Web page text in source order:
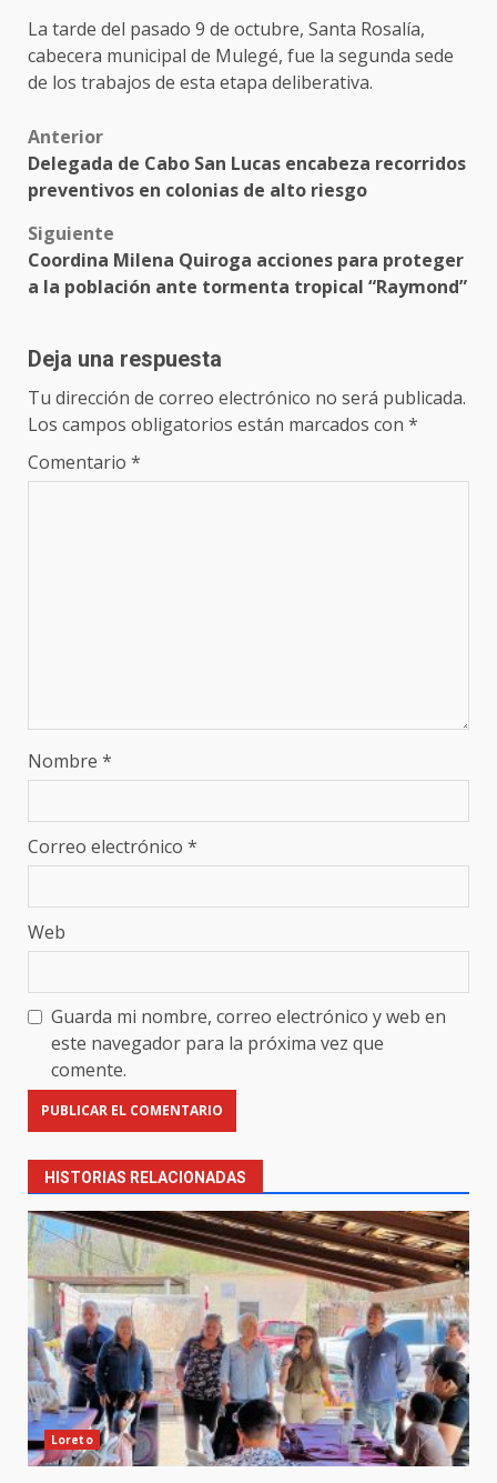
La tarde del pasado 9 de octubre, Santa Rosalía,
cabecera municipal de Mulegé, fue la segunda sede
de los trabajos de esta etapa deliberativa.
Post
navigation
Anterior
Delegada de Cabo San Lucas encabeza recorridos
preventivos en colonias de alto riesgo
Siguiente
Coordina Milena Quiroga acciones para proteger
a la población ante tormenta tropical “Raymond”
Deja una respuesta
Tu dirección de correo electrónico no será publicada.
Los campos obligatorios están marcados con *
Comentario *
Nombre *
Correo electrónico *
Web
Guarda mi nombre, correo electrónico y web en
este navegador para la próxima vez que
comente.
HISTORIAS RELACIONADAS
Loreto